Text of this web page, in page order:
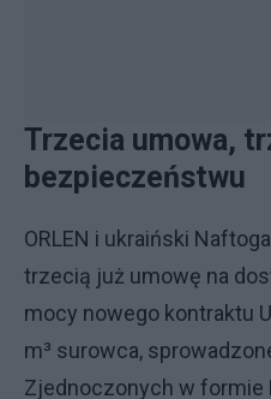
Trzecia umowa,
bezpieczeństwu
ORLEN i ukraiński
trzecią już umowę na
mocy nowego kontraktu
m³ surowca,
Zjednoczonych w formie